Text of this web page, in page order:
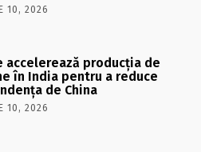
10, 2026
accelerează producția de
în India pentru a reduce
de China
10, 2026